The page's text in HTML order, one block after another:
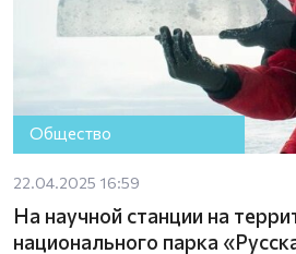
Общество
22.04.2025 16:59
На научной станции на
национального парка